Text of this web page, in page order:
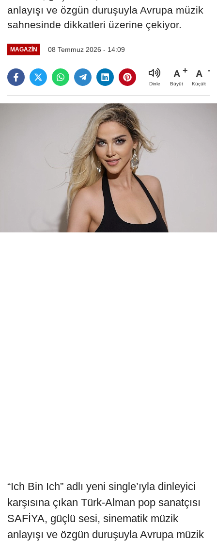
anlayışı ve özgün duruşuyla Avrupa müzik
sahnesinde dikkatleri üzerine çekiyor.
MAGAZİN 08 Temmuz 2026 - 14:09
Dinle
A
Büyüt
A
Küçült
“Ich Bin Ich” adlı yeni single’ıyla dinleyici
karşısına çıkan Türk-Alman pop sanatçısı
SAFİYA, güçlü sesi, sinematik müzik
anlayışı ve özgün duruşuyla Avrupa müzik